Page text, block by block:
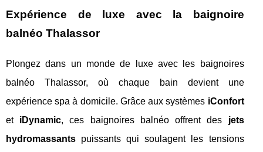
Expérience de luxe avec la baignoire
balnéo Thalassor
Plongez dans un monde de luxe avec les baignoires
balnéo Thalassor, où chaque bain devient une
expérience spa à domicile. Grâce aux systèmes iConfort
et iDynamic, ces baignoires balnéo offrent des jets
hydromassants puissants qui soulagent les tensions